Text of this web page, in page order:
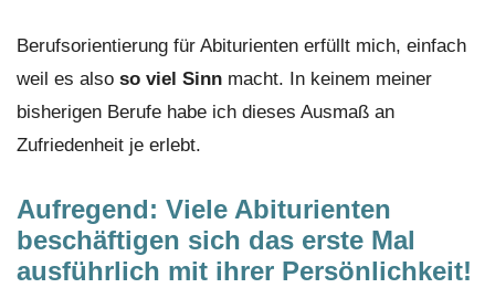
Berufsorientierung für Abiturienten erfüllt mich, einfach
weil es also so viel Sinn macht. In keinem meiner
bisherigen Berufe habe ich dieses Ausmaß an
Zufriedenheit je erlebt.
Aufregend: Viele Abiturienten
beschäftigen sich das erste Mal
ausführlich mit ihrer Persönlichkeit!